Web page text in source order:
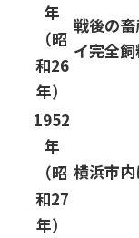
年
（昭
和26
年）
戦後の
イ完全
1952
年
（昭
和27
年）
横浜市